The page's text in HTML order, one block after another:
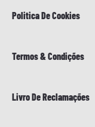
Politica De Cookies
Termos & Condições
Livro De Reclamações